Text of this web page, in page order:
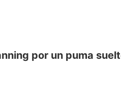
por un puma